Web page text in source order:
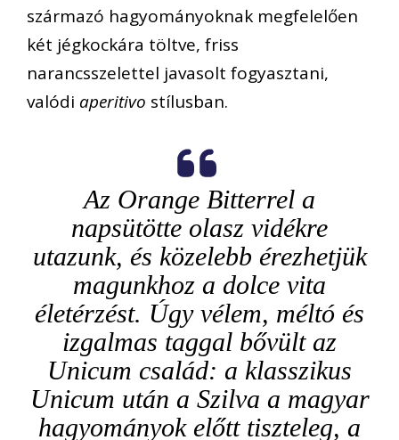
származó hagyományoknak megfelelően
két jégkockára töltve, friss
narancsszelettel javasolt fogyasztani,
valódi aperitivo stílusban.
Az Orange Bitterrel a
napsütötte olasz vidékre
utazunk, és közelebb érezhetjük
magunkhoz a dolce vita
életérzést. Úgy vélem, méltó és
izgalmas taggal bővült az
Unicum család: a klasszikus
Unicum után a Szilva a magyar
hagyományok előtt tiszteleg, a